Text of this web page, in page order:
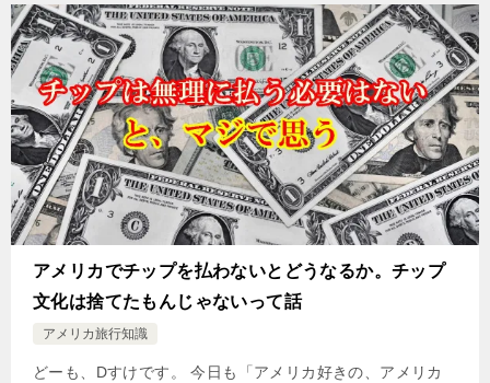
アメリカでチップを払わないとどうなるか。チップ
文化は捨てたもんじゃないって話
アメリカ旅行知識
どーも、Dすけです。 今日も「アメリカ好きの、アメリカ